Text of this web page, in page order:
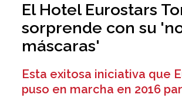
El Hotel Eurostars
sorprende con su
máscaras'
Esta exitosa iniciativa que
puso en marcha en 2016